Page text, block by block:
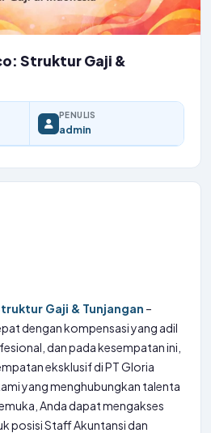
Struktur Gaji &
PENULIS
admin
Gaji & Tunjangan –
dengan kompensasi yang adil
dan pada kesempatan ini,
eksklusif di PT Gloria
yang menghubungkan talenta
Anda dapat mengakses
posisi Staff Akuntansi dan